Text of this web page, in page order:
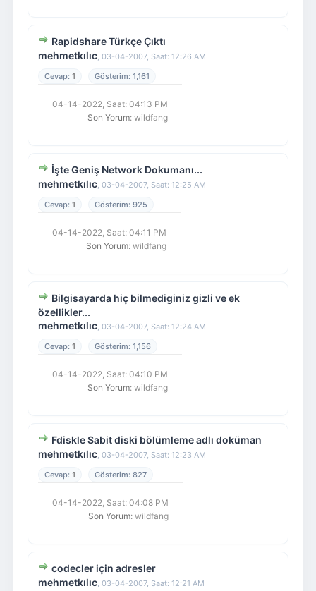
Rapidshare Türkçe Çıktı
mehmetkılıc, 03-04-2007, Saat: 12:26 AM
1
1,161
04-14-2022, Saat: 04:13 PM
Son Yorum: wildfang
İşte Geniş Network Dokumanı...
mehmetkılıc, 03-04-2007, Saat: 12:25 AM
1
925
04-14-2022, Saat: 04:11 PM
Son Yorum: wildfang
Bilgisayarda hiç bilmediginiz gizli ve ek
özellikler...
mehmetkılıc, 03-04-2007, Saat: 12:24 AM
1
1,156
04-14-2022, Saat: 04:10 PM
Son Yorum: wildfang
Fdiskle Sabit diski bölümleme adlı doküman
mehmetkılıc, 03-04-2007, Saat: 12:23 AM
1
827
04-14-2022, Saat: 04:08 PM
Son Yorum: wildfang
codecler için adresler
mehmetkılıc, 03-04-2007, Saat: 12:21 AM